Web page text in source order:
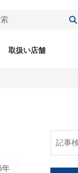
取扱い店舗
年